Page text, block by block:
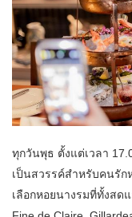
ทุกวันพุธ ตั้งแต่เวลา
เป็นสวรรค์สำหรับคนรัก
เลือกหอยนางรมที่ทั้งสด